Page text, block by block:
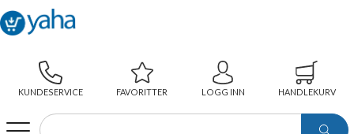
KUNDESERVICE FAVORITTER LOGG INN HANDLEKURV
WEBSHOP